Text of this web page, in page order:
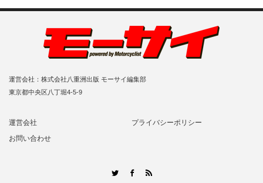
運営会社：株式会社八重洲出版 モーサイ編集部
東京都中央区八丁堀4-5-9
運営会社
プライバシーポリシー
お問い合わせ
TwitterFacebook